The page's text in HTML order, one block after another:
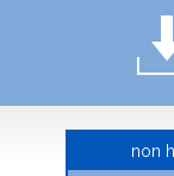
non